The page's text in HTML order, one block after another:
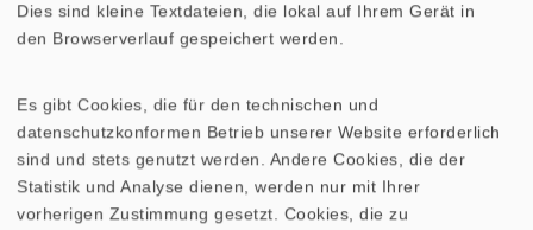
5,58 €*
Industriepreis anfordern
Dies sind kleine Textdateien, die lokal auf Ihrem Gerät in
den Browserverlauf gespeichert werden.
Es gibt Cookies, die für den technischen und
datenschutzkonformen Betrieb unserer Website erforderlich
sind und stets genutzt werden. Andere Cookies, die der
Statistik und Analyse dienen, werden nur mit Ihrer
vorherigen Zustimmung gesetzt. Cookies, die zu